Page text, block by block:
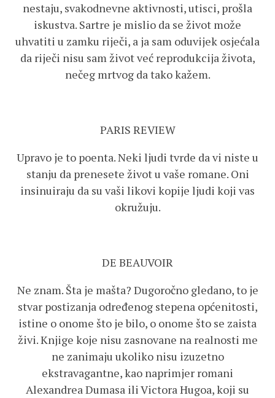
nestaju, svakodnevne aktivnosti, utisci, prošla
iskustva. Sartre je mislio da se život može
uhvatiti u zamku riječi, a ja sam oduvijek osjećala
da riječi nisu sam život već reprodukcija života,
nečeg mrtvog da tako kažem.
PARIS REVIEW
Upravo je to poenta. Neki ljudi tvrde da vi niste u
stanju da prenesete život u vaše romane. Oni
insinuiraju da su vaši likovi kopije ljudi koji vas
okružuju.
DE BEAUVOIR
Ne znam. Šta je mašta? Dugoročno gledano, to je
stvar postizanja određenog stepena općenitosti,
istine o onome što je bilo, o onome što se zaista
živi. Knjige koje nisu zasnovane na realnosti me
ne zanimaju ukoliko nisu izuzetno
ekstravagantne, kao naprimjer romani
Alexandrea Dumasa ili Victora Hugoa, koji su